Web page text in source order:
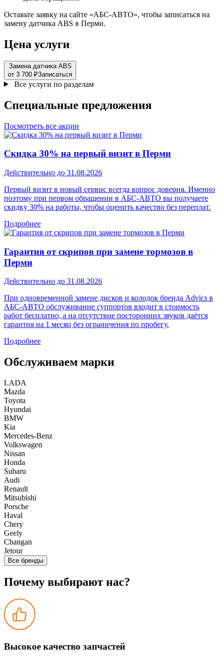
Оставьте заявку на сайте «АБС-АВТО», чтобы записаться на
замену датчика ABS в Перми.
Цена услуги
Замена датчика ABS
от 3 700 ₽Записаться
Все услуги по разделам
Специальные предложения
Посмотреть все акции
Скидка 30% на первый визит в Перми
Действительно до 31.08.2026
Первый визит в новый сервис всегда вопрос доверия. Именно
поэтому при первом обращении в АБС-АВТО вы получаете
скидку 30% на работы, чтобы оценить качество без переплат.
Подробнее
Гарантия от скрипов при замене тормозов в
Перми
Действительно до 31.08.2026
При одновременной замене дисков и колодок бренда Advics в
АБС-АВТО обслуживание суппортов входит в стоимость
работ бесплатно, а на отсутствие посторонних звуков даётся
гарантия на 1 месяц без ограничения по пробегу.
Подробнее
Обслуживаем марки
LADA
Mazda
Toyota
Hyundai
BMW
Kia
Mercedes-Benz
Volkswagen
Nissan
Honda
Subaru
Audi
Renault
Mitsubishi
Porsche
Haval
Chery
Geely
Changan
Jetour
Все бренды
Почему выбирают нас?
Высокое качество запчастей